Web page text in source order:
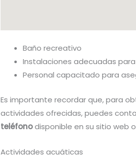
Baño recreativo
Instalaciones adecuadas
Personal capacitado para
Es importante recordar que, para
actividades ofrecidas, puedes
teléfonodisponible en su sitio web
Actividades acuáticas